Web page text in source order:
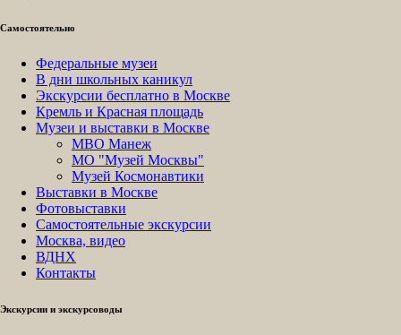
Самостоятельно
Федеральные музеи
В дни школьных каникул
Экскурсии бесплатно в Москве
Кремль и Красная площадь
Музеи и выставки в Москве
МВО Манеж
МО "Музей Москвы"
Музей Космонавтики
Выставки в Москве
Фотовыставки
Самостоятельные экскурсии
Москва, видео
ВДНХ
Контакты
Экскурсии и экскурсоводы